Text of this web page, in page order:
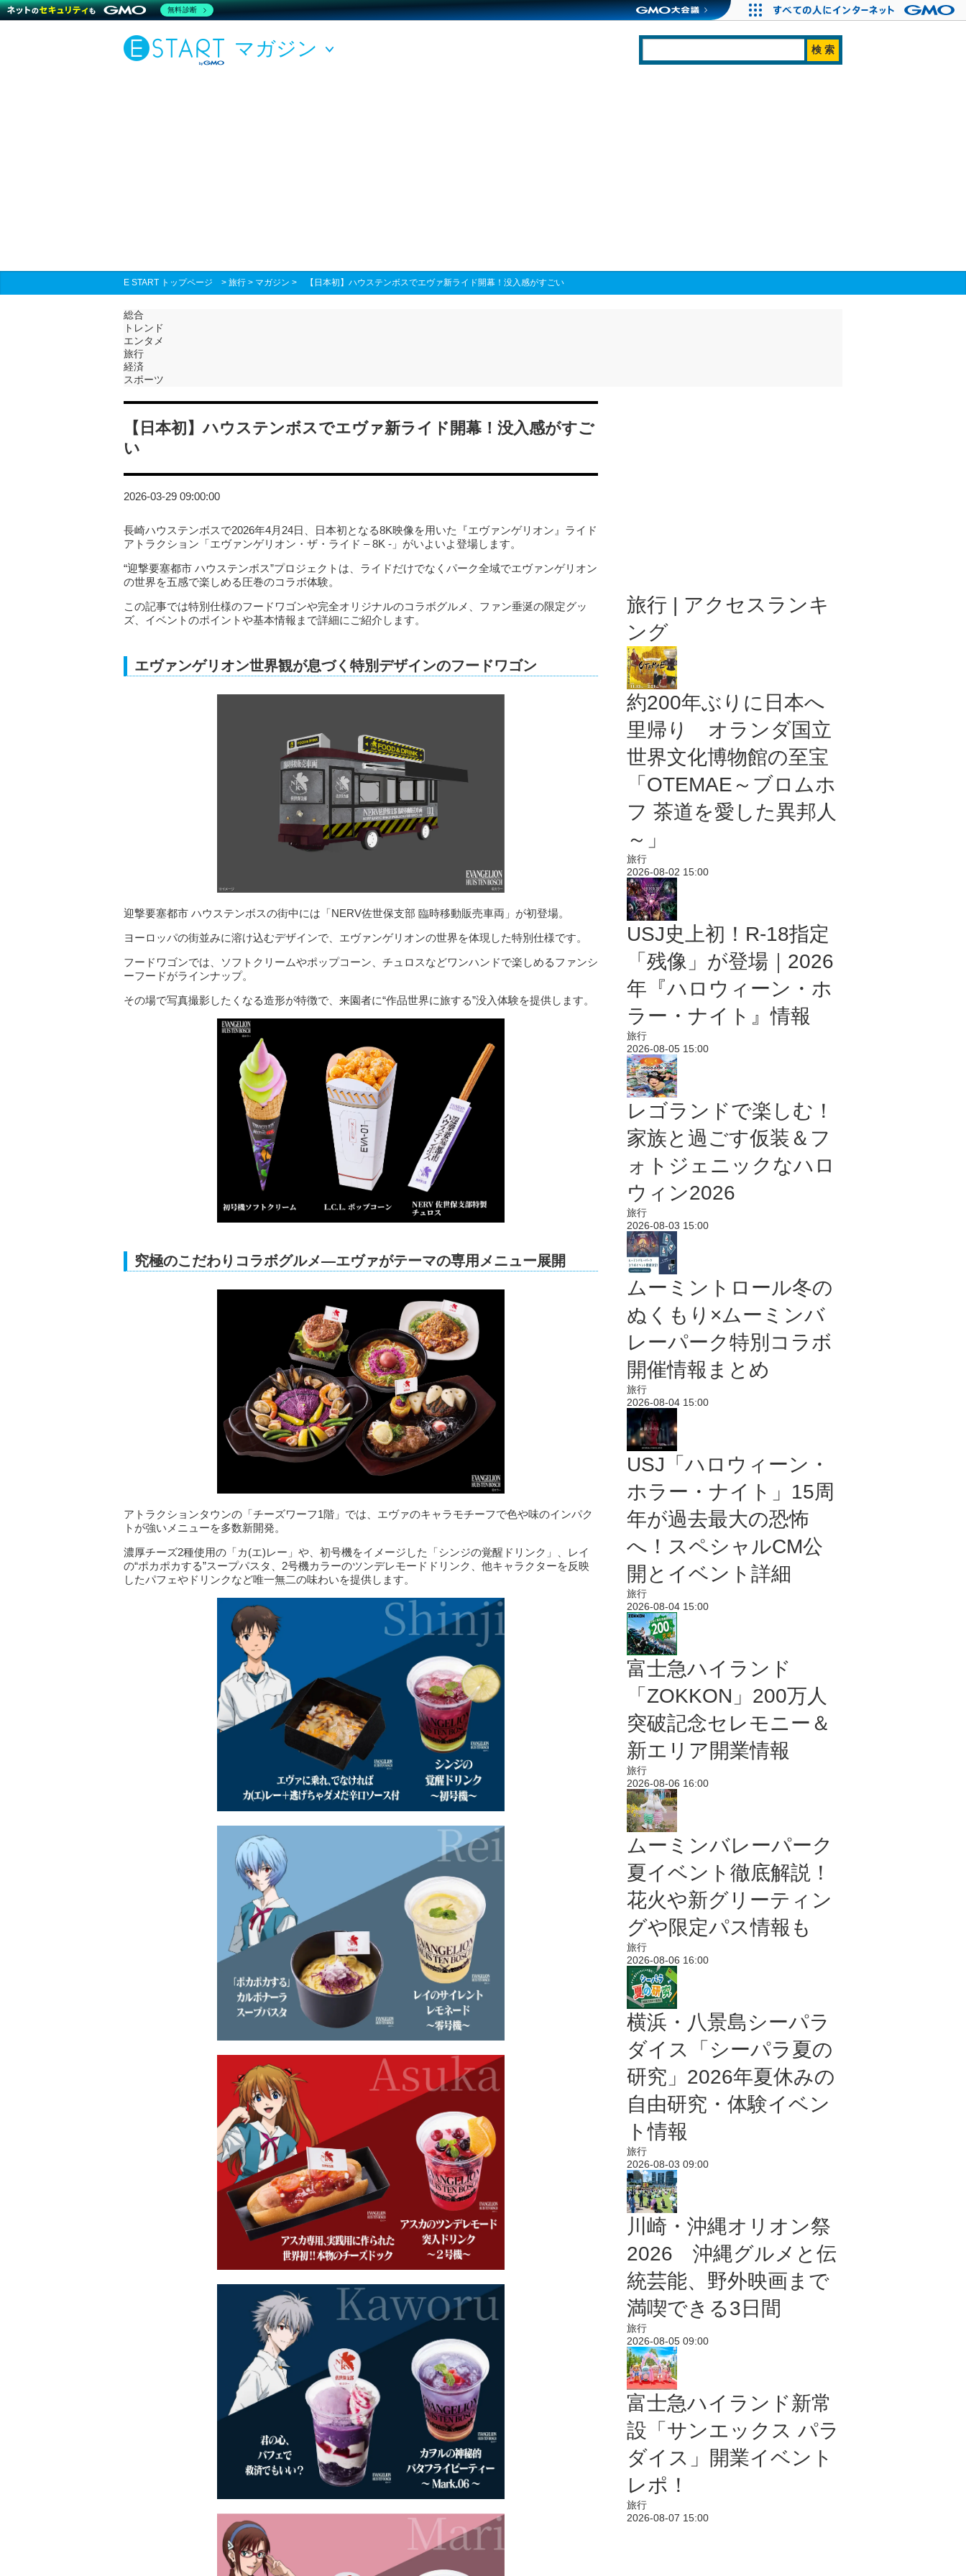
マガジン
E START トップページ > 旅行 > マガジン > 【日本初】ハウステンボスでエヴァ新ライド開幕！没入感がすごい
総合
トレンド
エンタメ
旅行
経済
スポーツ
【日本初】ハウステンボスでエヴァ新ライド開幕！没入感がすご
い
2026-03-29 09:00:00
長崎ハウステンボスで2026年4月24日、日本初となる8K映像を用いた『エヴァンゲリオン』ライド
アトラクション「エヴァンゲリオン・ザ・ライド – 8K -」がいよいよ登場します。
“迎撃要塞都市 ハウステンボス”プロジェクトは、ライドだけでなくパーク全域でエヴァンゲリオン
の世界を五感で楽しめる圧巻のコラボ体験。
この記事では特別仕様のフードワゴンや完全オリジナルのコラボグルメ、ファン垂涎の限定グッ
ズ、イベントのポイントや基本情報まで詳細にご紹介します。
エヴァンゲリオン世界観が息づく特別デザインのフードワゴン
迎撃要塞都市 ハウステンボスの街中には「NERV佐世保支部 臨時移動販売車両」が初登場。
ヨーロッパの街並みに溶け込むデザインで、エヴァンゲリオンの世界を体現した特別仕様です。
フードワゴンでは、ソフトクリームやポップコーン、チュロスなどワンハンドで楽しめるファンシ
ーフードがラインナップ。
その場で写真撮影したくなる造形が特徴で、来園者に“作品世界に旅する”没入体験を提供します。
究極のこだわりコラボグルメ―エヴァがテーマの専用メニュー展開
アトラクションタウンの「チーズワーフ1階」では、エヴァのキャラモチーフで色や味のインパク
トが強いメニューを多数新開発。
濃厚チーズ2種使用の「カ(エ)レー」や、初号機をイメージした「シンジの覚醒ドリンク」、レイ
の“ポカポカする”スープパスタ、2号機カラーのツンデレモードドリンク、他キャラクターを反映
したパフェやドリンクなど唯一無二の味わいを提供します。
旅行 | アクセスランキ
ング
約200年ぶりに日本へ
里帰り オランダ国立
世界文化博物館の至宝
「OTEMAE～ブロムホ
フ 茶道を愛した異邦人
～」
旅行
2026-08-02 15:00
USJ史上初！R-18指定
「残像」が登場｜2026
年『ハロウィーン・ホ
ラー・ナイト』情報
旅行
2026-08-05 15:00
レゴランドで楽しむ！
家族と過ごす仮装＆フ
ォトジェニックなハロ
ウィン2026
旅行
2026-08-03 15:00
ムーミントロール冬の
ぬくもり×ムーミンバ
レーパーク特別コラボ
開催情報まとめ
旅行
2026-08-04 15:00
USJ「ハロウィーン・
ホラー・ナイト」15周
年が過去最大の恐怖
へ！スペシャルCM公
開とイベント詳細
旅行
2026-08-04 15:00
富士急ハイランド
「ZOKKON」200万人
突破記念セレモニー＆
新エリア開業情報
旅行
2026-08-06 16:00
ムーミンバレーパーク
夏イベント徹底解説！
花火や新グリーティン
グや限定パス情報も
旅行
2026-08-06 16:00
横浜・八景島シーパラ
ダイス「シーパラ夏の
研究」2026年夏休みの
自由研究・体験イベン
ト情報
旅行
2026-08-03 09:00
川崎・沖縄オリオン祭
2026 沖縄グルメと伝
統芸能、野外映画まで
満喫できる3日間
旅行
2026-08-05 09:00
富士急ハイランド新常
設「サンエックス パラ
ダイス」開業イベント
レポ！
旅行
2026-08-07 15:00
無料診断